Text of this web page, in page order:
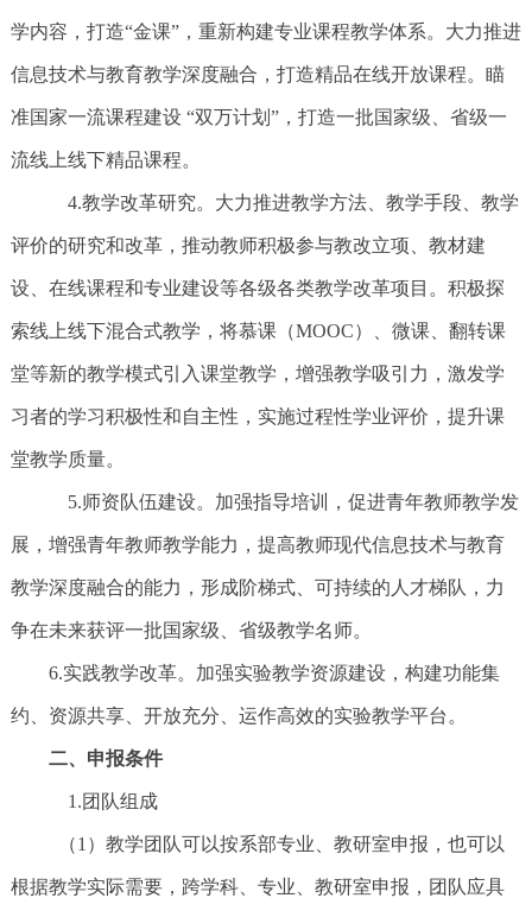
学内容，打造“金课”，重新构建专业课程教学体系。大力推进
信息技术与教育教学深度融合，打造精品在线开放课程。瞄
准国家一流课程建设 “双万计划”，打造一批国家级、省级一
流线上线下精品课程。
4.教学改革研究。大力推进教学方法、教学手段、教学
评价的研究和改革，推动教师积极参与教改立项、教材建
设、在线课程和专业建设等各级各类教学改革项目。积极探
索线上线下混合式教学，将慕课（MOOC）、微课、翻转课
堂等新的教学模式引入课堂教学，增强教学吸引力，激发学
习者的学习积极性和自主性，实施过程性学业评价，提升课
堂教学质量。
5.师资队伍建设。加强指导培训，促进青年教师教学发
展，增强青年教师教学能力，提高教师现代信息技术与教育
教学深度融合的能力，形成阶梯式、可持续的人才梯队，力
争在未来获评一批国家级、省级教学名师。
6.实践教学改革。加强实验教学资源建设，构建功能集
约、资源共享、开放充分、运作高效的实验教学平台。
二、申报条件
1.团队组成
（1）教学团队可以按系部专业、教研室申报，也可以
根据教学实际需要，跨学科、专业、教研室申报，团队应具